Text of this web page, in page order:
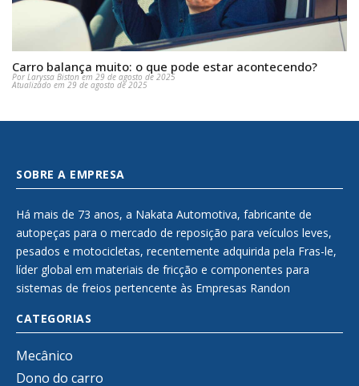
Carro balança muito: o que pode estar acontecendo?
Por Laryssa Biston em 29 de agosto de 2025
Atualizado em 29 de agosto de 2025
SOBRE A EMPRESA
Há mais de 73 anos, a Nakata Automotiva, fabricante de
autopeças para o mercado de reposição para veículos leves,
pesados e motocicletas, recentemente adquirida pela Fras-le,
líder global em materiais de fricção e componentes para
sistemas de freios pertencente às Empresas Randon
CATEGORIAS
Mecânico
Dono do carro